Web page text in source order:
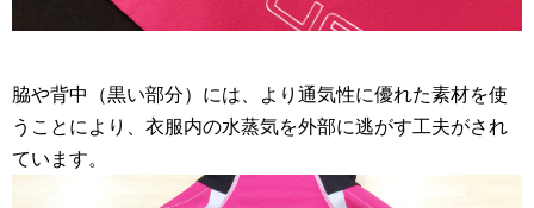
脇や背中（黒い部分）には、より通気性に優れた素材を使
うことにより、衣服内の水蒸気を外部に逃がす工夫がされ
ています。